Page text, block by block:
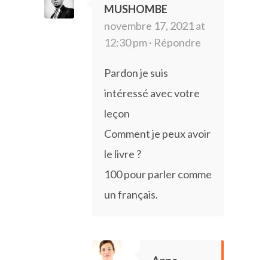
MUSHOMBE
novembre 17, 2021 at
12:30 pm · Répondre
Pardon je suis
intéressé avec votre
leçon
Comment je peux avoir
le livre ?
100 pour parler comme
un français.